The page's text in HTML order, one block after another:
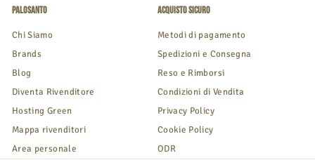
Palosanto
Chi Siamo
Brands
Blog
Diventa Rivenditore
Hosting Green
Mappa rivenditori
Area personale
Acquisto Sicuro
Metodi di pagamento
Spedizioni e Consegna
Reso e Rimborsi
Condizioni di Vendita
Privacy Policy
Cookie Policy
ODR